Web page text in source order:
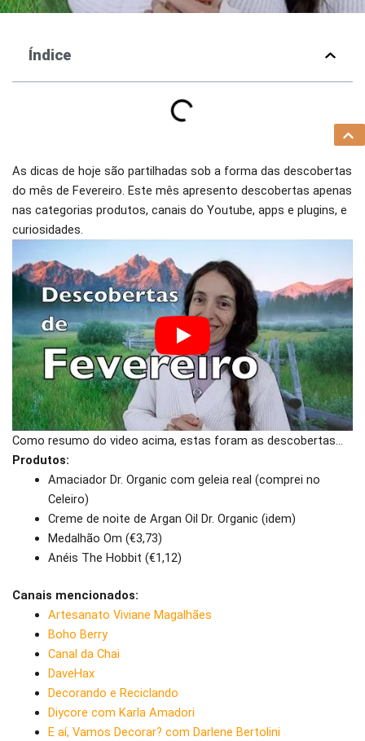
Índice
As dicas de hoje são partilhadas sob a forma das descobertas
do mês de Fevereiro. Este mês apresento descobertas apenas
nas categorias produtos, canais do Youtube, apps e plugins, e
curiosidades.
Como resumo do video acima, estas foram as descobertas…
Produtos:
Amaciador Dr. Organic com geleia real (comprei no
Celeiro)
Creme de noite de Argan Oil Dr. Organic (idem)
Medalhão Om (€3,73)
Anéis The Hobbit (€1,12)
Canais mencionados:
Artesanato Viviane Magalhães
Boho Berry
Canal da Chai
DaveHax
Decorando e Reciclando
Diycore com Karla Amadori
E aí, Vamos Decorar? com Darlene Bertolini